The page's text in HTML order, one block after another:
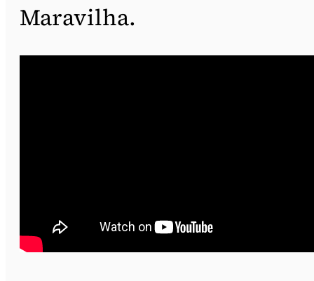
Maravilha.